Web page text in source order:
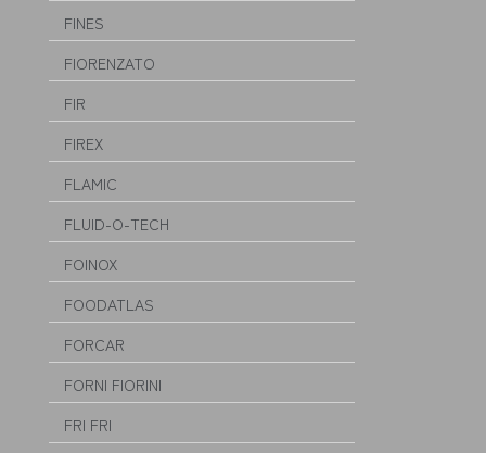
FINES
FIORENZATO
FIR
FIREX
FLAMIC
FLUID-O-TECH
FOINOX
FOODATLAS
FORCAR
FORNI FIORINI
FRI FRI